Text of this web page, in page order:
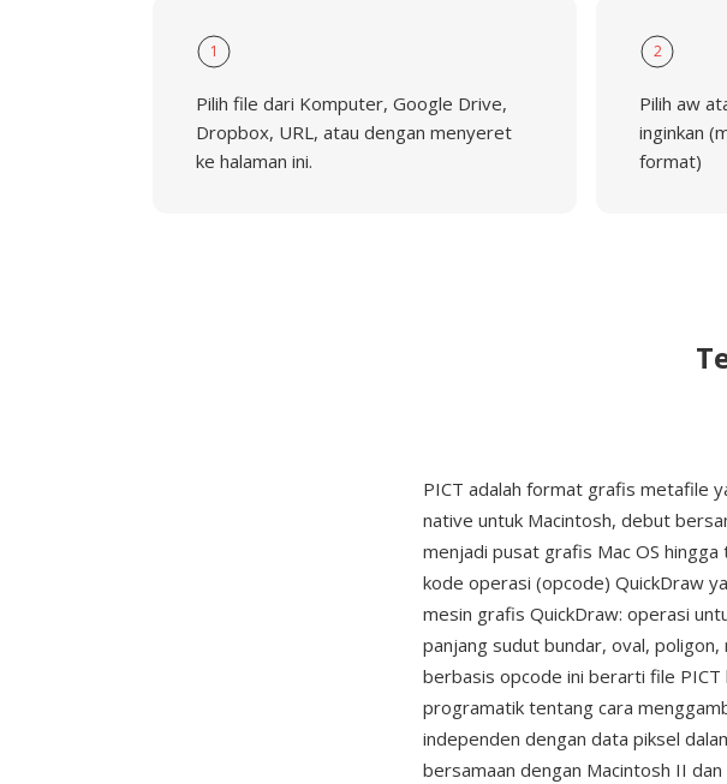
1
Pilih file dari Komputer, Google Drive,
Dropbox, URL, atau dengan menyeret
ke halaman ini.
2
Pilih aw
inginkan
format)
PICT adalah format grafis metafile
native untuk Macintosh, debut
menjadi pusat grafis Mac OS hingga
kode operasi (opcode) QuickDraw
mesin grafis QuickDraw: operasi
panjang sudut bundar, oval,
berbasis opcode ini berarti file PICT
programatik tentang cara
independen dengan data piksel
bersamaan dengan Macintosh II